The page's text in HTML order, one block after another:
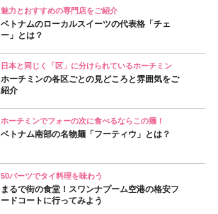
魅力とおすすめの専門店をご紹介
ベトナムのローカルスイーツの代表格「チェ
ー」とは？
日本と同じく「区」に分けられているホーチミン
ホーチミンの各区ごとの見どころと雰囲気をご
紹介
ホーチミンでフォーの次に食べるならこの麺！
ベトナム南部の名物麺「フーティウ」とは？
50バーツでタイ料理を味わう
まるで街の食堂！スワンナプーム空港の格安フ
ードコートに行ってみよう